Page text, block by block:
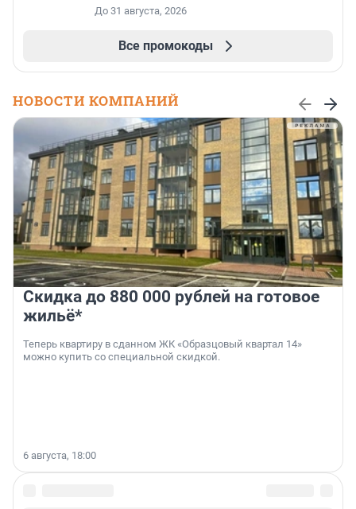
До 31 августа, 2026
Все промокоды
НОВОСТИ КОМПАНИЙ
Скидка до 880 000 рублей на готовое
жильё*
Теперь квартиру в сданном ЖК «Образцовый квартал 14»
можно купить со специальной скидкой.
6 августа, 18:00